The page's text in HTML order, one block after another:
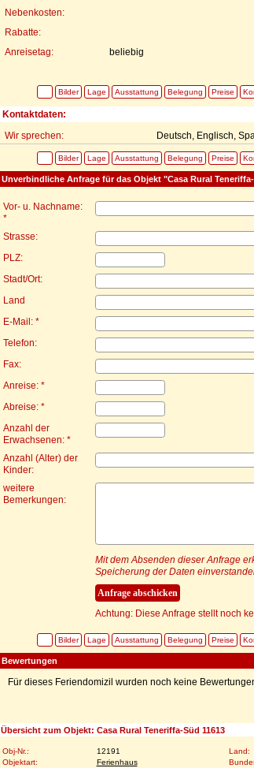
Nebenkosten:
Rabatte:
Anreisetag:
beliebig
Bilder Lage Ausstattung Belegung Preise
Kontaktdaten:
Wir sprechen:
Deutsch, Englisch,
Bilder Lage Ausstattung Belegung Preise
Unverbindliche Anfrage für das Objekt "Casa Rural Teneriffa-
Vor- u. Nachname:
*
Strasse:
PLZ:
Stadt/Ort:
Land
E-Mail: *
Telefon:
Fax:
Anreise: *
Abreise: *
Anzahl der
Erwachsenen: *
Anzahl (Alter) der
Kinder:
weitere
Bemerkungen:
Mit dem Absenden dieser Anfrage
Speicherung der Daten
Achtung: Diese Anfrage stellt noch
Bilder Lage Ausstattung Belegung Preise
Bewertungen
Für dieses Feriendomizil wurden noch keine
Übersicht zum Objekt: Casa Rural Teneriffa-Süd 11613
Obj-Nr.: 12191 Land:
Objektart:
Ferienhaus